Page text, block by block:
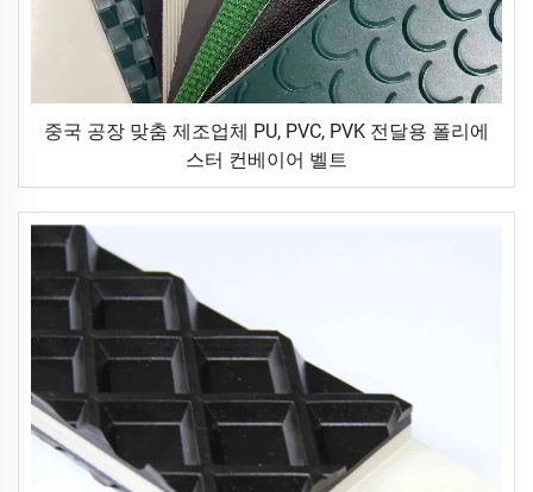
중국 공장 맞춤 제조업체 PU, PVC, PVK 전달용 폴리에
스터 컨베이어 벨트